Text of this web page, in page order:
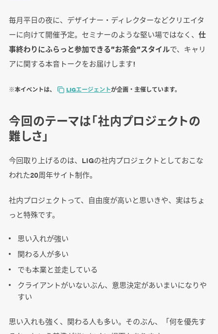
毎月平日の夜に、デザイナー・ディレクターなどクリエイタ
ーに向けて開催予定。セミナーのような堅い場ではなく、 仕
事終わりにふらっと参加できる”お茶会”スタイルで、キャリ
アに関する本音トークをお届けします!
※本イベントは、 LIGエージェントが企画・主催しています。
今回のテーマは「社内プロジェクトの
難しさ」
今回取り上げるのは、LIGの社内プロジェクトとしておこな
われた20周年サイト制作。
社内プロジェクトって、自由度が高いと思いきや、実はちょ
っと特殊です。
思い入れが強い
関わる人が多い
でも本業と並走している
クライアントがいないぶん、意思決定があいまいになりや
すい
思い入れも強く、関わる人も多い。そのぶん、「何を優先す